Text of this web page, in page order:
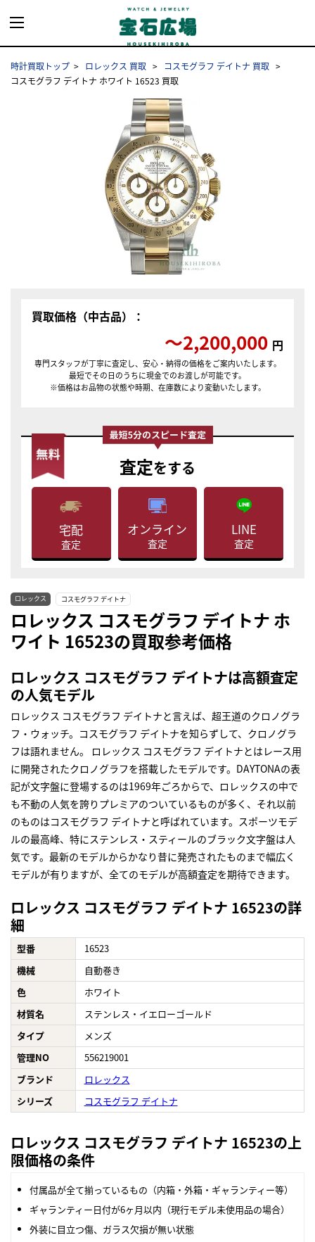
時計買取トップ ロレックス 買取
コスモグラフ デイトナ 買取
コスモグラフ デイトナ ホワイト 16523 買取
買取価格（中古品）：
〜2,200,000 円
専門スタッフが丁寧に査定し、安心・納得の価格をご案内いたします。
最短でその日のうちに現金でのお渡しが可能です。
※価格はお品物の状態や時期、在庫数により変動いたします。
査定をする
宅配
査定
オンライン
査定
LINE
査定
ロレックス コスモグラフ デイトナ
ロレックス コスモグラフ デイトナ ホ
ワイト 16523の買取参考価格
ロレックス コスモグラフ デイトナは高額査定
の人気モデル
ロレックス コスモグラフ デイトナと言えば、超王道のクロノグラ
フ・ウォッチ。コスモグラフ デイトナを知らずして、クロノグラ
フは語れません。 ロレックス コスモグラフ デイトナとはレース用
に開発されたクロノグラフを搭載したモデルです。DAYTONAの表
記が文字盤に登場するのは1969年ごろからで、ロレックスの中で
も不動の人気を誇りプレミアのついているものが多く、それ以前
のものはコスモグラフ デイトナと呼ばれています。スポーツモデ
ルの最高峰、特にステンレス・スティールのブラック文字盤は人
気です。最新のモデルからかなり昔に発売されたものまで幅広く
モデルが有りますが、全てのモデルが高額査定を期待できます。
ロレックス コスモグラフ デイトナ 16523の詳
細
型番
16523
機械
自動巻き
色
ホワイト
材質名
ステンレス・イエローゴールド
タイプ
メンズ
管理NO
556219001
ブランド
ロレックス
シリーズ
コスモグラフ デイトナ
ロレックス コスモグラフ デイトナ 16523の上
限価格の条件
付属品が全て揃っているもの（内箱・外箱・ギャランティー等）
ギャランティー日付が6ヶ月以内（現行モデル未使用品の場合）
外装に目立つ傷、ガラス欠損が無い状態